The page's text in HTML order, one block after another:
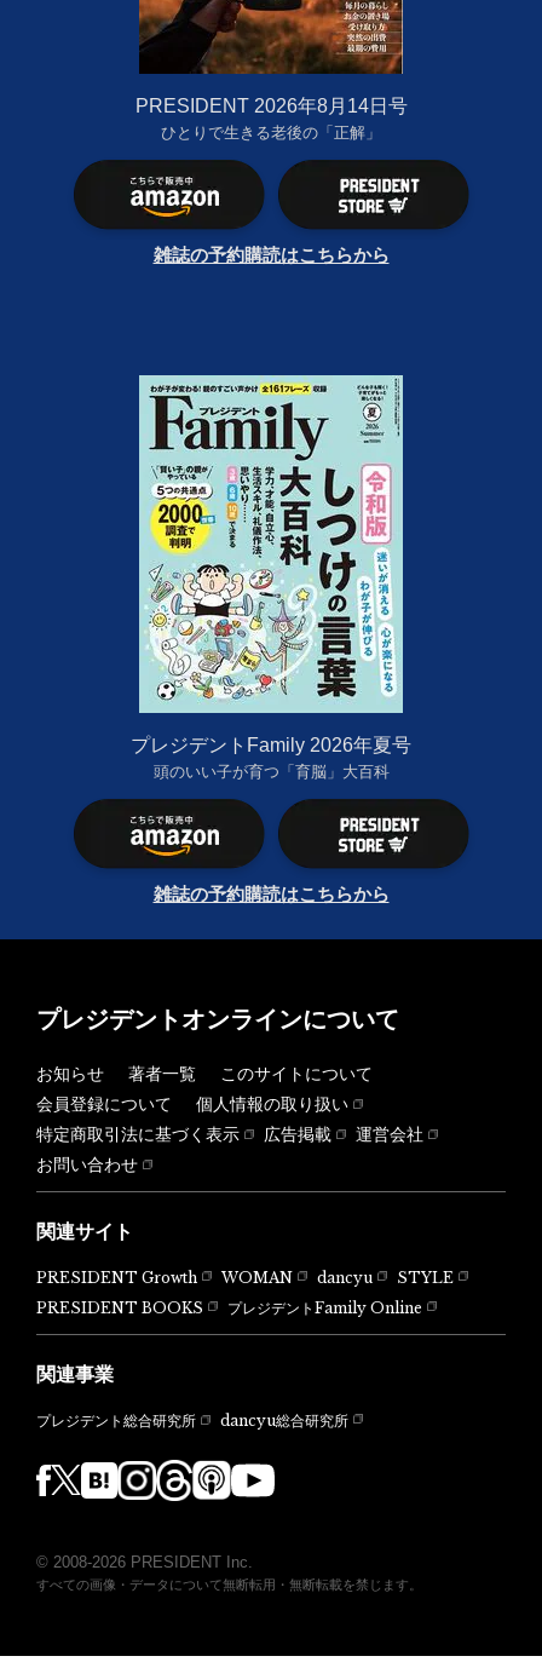
PRESIDENT 2026年8月14日号
ひとりで生きる老後の「正解」
雑誌の予約購読はこちらから
プレジデントFamily 2026年夏号
頭のいい子が育つ「育脳」大百科
雑誌の予約購読はこちらから
プレジデントオンラインについて
お知らせ 著者一覧
このサイトについて
会員登録について
個人情報の取り扱い
特定商取引法に基づく表示
広告掲載
運営会社
お問い合わせ
関連サイト
PRESIDENT Growth WOMAN dancyu
STYLE
PRESIDENT BOOKS
プレジデントFamily Online
関連事業
プレジデント総合研究所 dancyu総合研究所
© 2008-2026 PRESIDENT Inc.
すべての画像・データについて無断転用・無断転載を禁じます。